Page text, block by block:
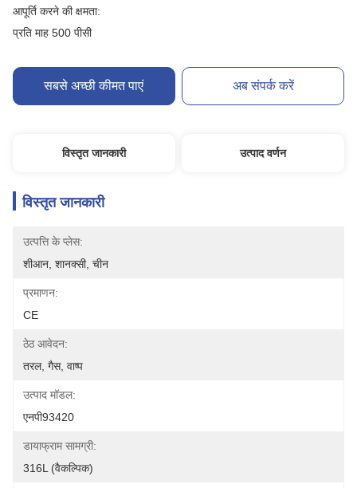
आपूर्ति करने की क्षमता:
प्रति माह 500 पीसी
सबसे अच्छी कीमत पाएं अब संपर्क करें
विस्तृत जानकारी उत्पाद वर्णन
विस्तृत जानकारी
उत्पत्ति के प्लेस:
शीआन, शानक्सी, चीन
प्रमाणन:
CE
ठेठ आवेदन:
तरल, गैस, वाष्प
उत्पाद मॉडल:
एनपी93420
डायाफ्राम सामग्री:
316L (वैकल्पिक)